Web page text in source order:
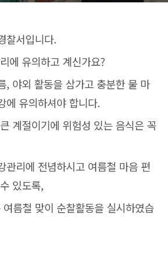
찰서입니다.
에 유의하고 계신가요?
, 야외 활동을 삼가고 충분한 물 마
에 유의하셔야 합니다.
계절이기에 위험성 있는 음식은 꼭
관리에 전념하시고 여름철 마음 편
있도록,
름철 맞이 순찰활동을 실시하였습